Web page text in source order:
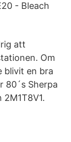
- Bleach
att
Om
blivit en bra
80´s Sherpa